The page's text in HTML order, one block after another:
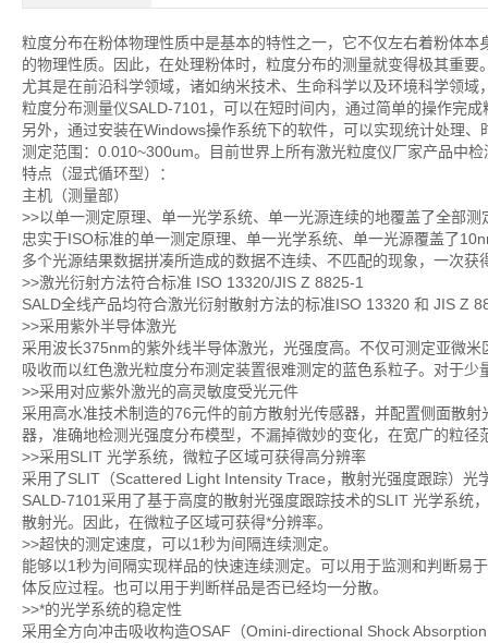
粒度分布在粉体物理性质中是基本的特性之一，它不仅左右着粉体
的物理性质。因此，在处理粉体时，粒度分布的测量就变得极其重要
尤其是在前沿科学领域，诸如纳米技术、生命科学以及环境科学领
粒度分布测量仪SALD-7101，可以在短时间内，通过简单的操作完
另外，通过安装在Windows操作系统下的软件，可以实现统计处理
测定范围：0.010~300um。目前世界上所有激光粒度仪厂家产品中
特点（湿式循环型）：
主机（测量部）
>>以单一测定原理、单一光学系统、单一光源连续的地覆盖了全部测
忠实于ISO标准的单一测定原理、单一光学系统、单一光源覆盖了
多个光源结果数据拼凑所造成的数据不连续、不匹配的现象，一次获
>>激光衍射方法符合标准 ISO 13320/JIS Z 8825-1
SALD全线产品均符合激光衍射散射方法的标准ISO 13320 和 JIS Z
>>采用紫外半导体激光
采用波长375nm的紫外线半导体激光，光强度高。不仅可测定亚微
吸收而以红色激光粒度分布测定装置很难测定的蓝色系粒子。对于少
>>采用对应紫外激光的高灵敏度受光元件
采用高水准技术制造的76元件的前方散射光传感器，并配置侧面散
器，准确地检测光强度分布模型，不漏掉微妙的变化，在宽广的粒
>>采用SLIT 光学系统，微粒子区域可获得高分辨率
采用了SLIT（Scattered Light Intensity Trace，散射光强度跟踪）
SALD-7101采用了基于高度的散射光强度跟踪技术的SLIT 光学系统
散射光。因此，在微粒子区域可获得*分辨率。
>>超快的测定速度，可以1秒为间隔连续测定。
能够以1秒为间隔实现样品的快速连续测定。可以用于监测和判断易
体反应过程。也可以用于判断样品是否已经均一分散。
>>*的光学系统的稳定性
采用全方向冲击吸收构造OSAF（Omini-directional Shock